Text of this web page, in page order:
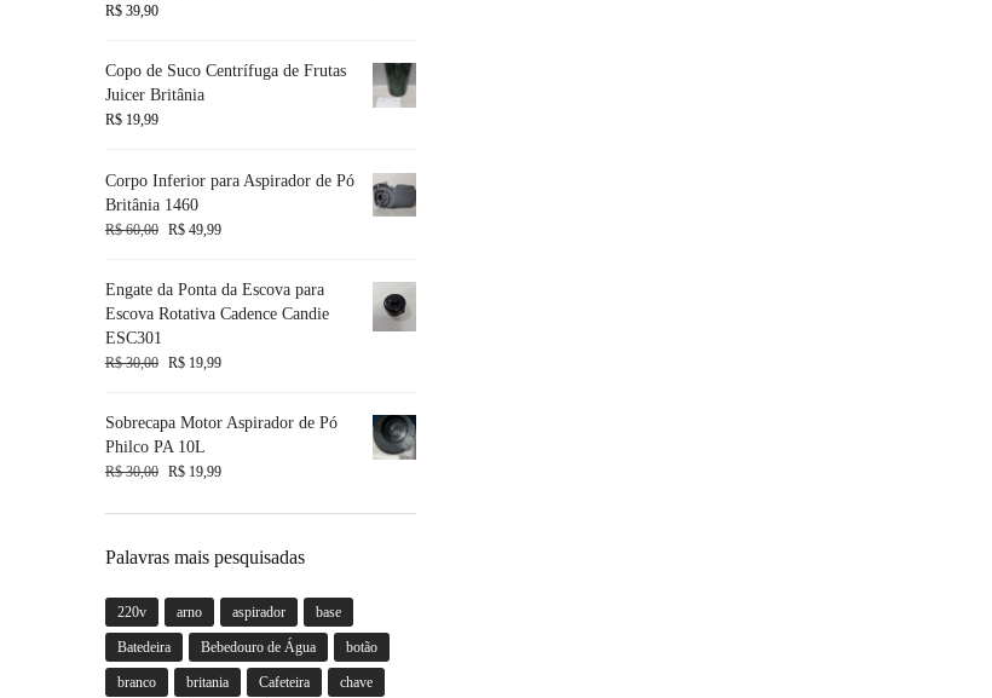
R$ 39,90
Copo de Suco Centrífuga de Frutas
Juicer Britânia
R$ 19,99
Corpo Inferior para Aspirador de Pó
Britânia 1460
R$60,00 R$ 49,99
Engate da Ponta da Escova para
Escova Rotativa Cadence Candie
ESC301
R$30,00 R$ 19,99
Sobrecapa Motor Aspirador de Pó
Philco PA 10L
R$30,00 R$ 19,99
Palavras mais pesquisadas
220v arno aspirador base
Batedeira Bebedouro de Água botão
branco britania Cafeteira chave